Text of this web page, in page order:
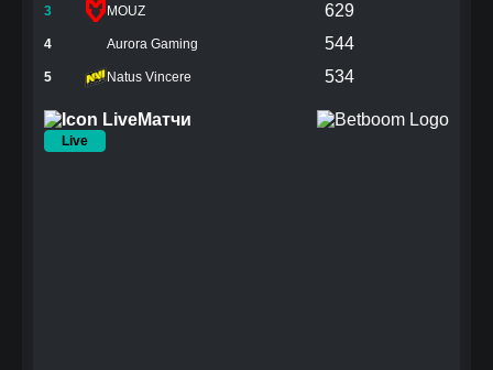
3 MOUZ 629
4 Aurora Gaming 544
5 Natus Vincere 534
Матчи
Live